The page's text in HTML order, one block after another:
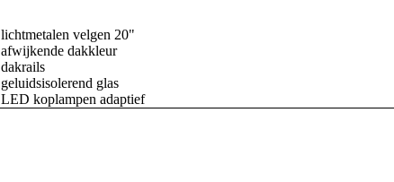
lichtmetalen velgen 20"
afwijkende dakkleur
dakrails
geluidsisolerend glas
LED koplampen adaptief